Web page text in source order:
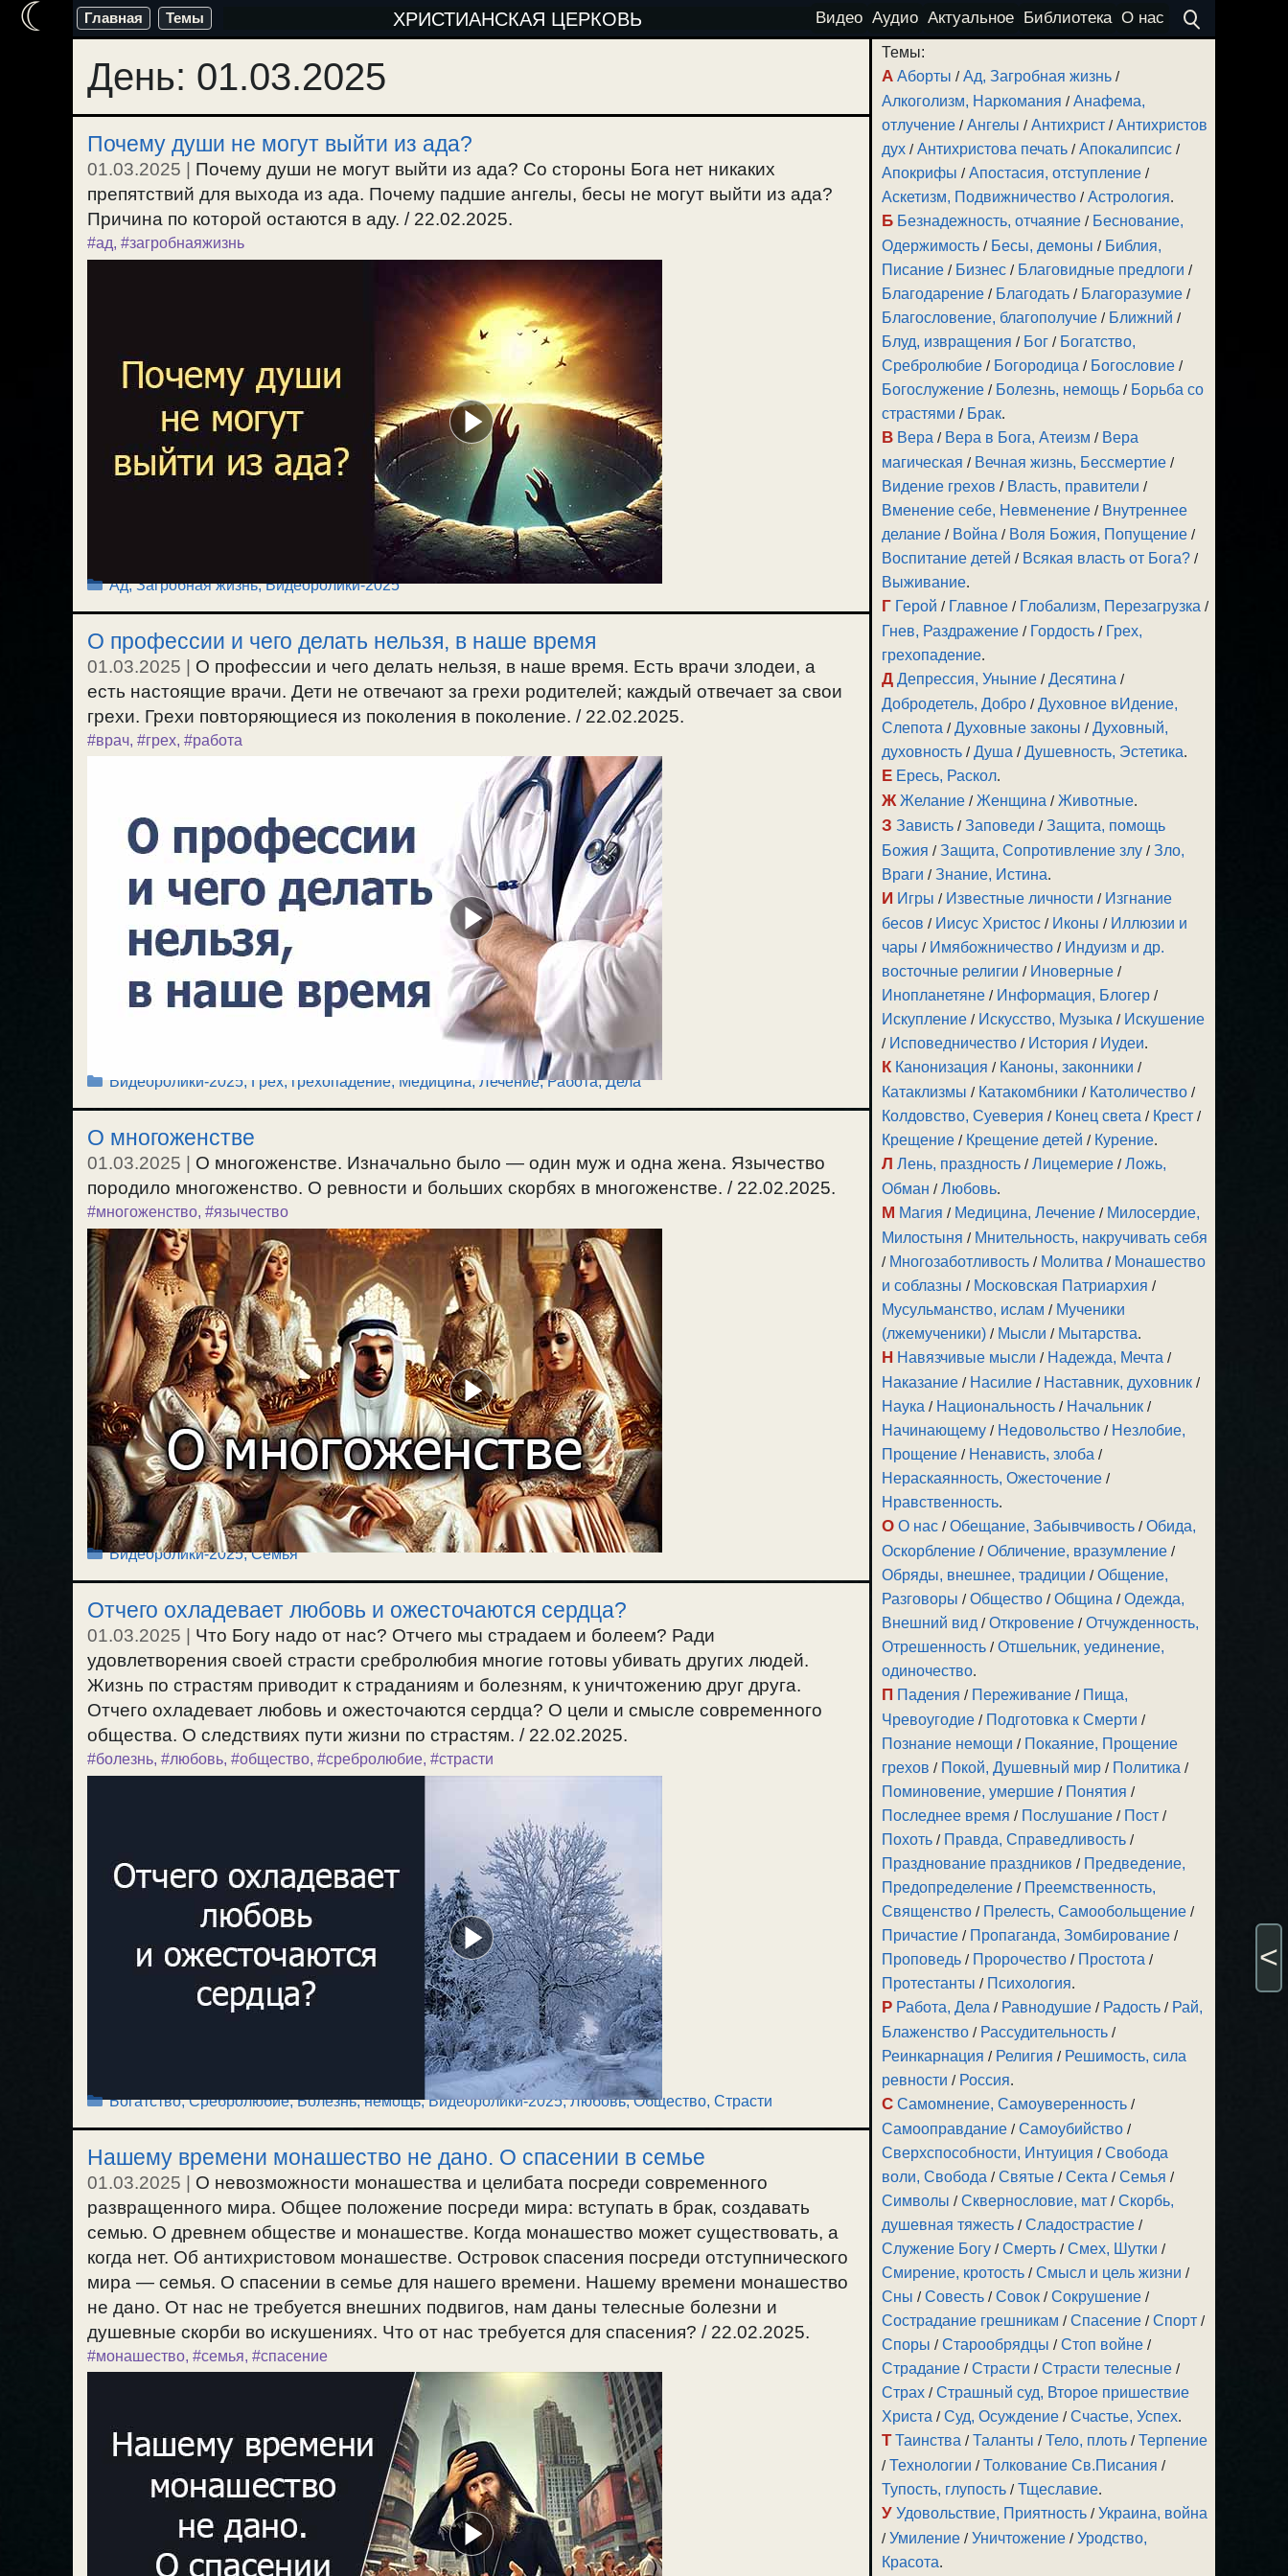
Перейти
содержимому
Главная Темы ХРИСТИАНСКАЯ ЦЕРКОВЬ Видео Аудио Актуальное Библиотека О нас
День: 01.03.2025
Почему души не могут выйти из ада?
01.03.2025
Почему души не могут выйти из ада? Со стороны Бога нет никаких
препятствий для выхода из ада. Почему падшие ангелы, бесы не могут выйти из ада?
Причина по которой остаются в аду. / 22.02.2025.
#ад, #загробнаяжизнь
Рубрики
Ад, Загробная жизнь,Видеоролики-2025
О профессии и чего делать нельзя, в наше время
01.03.2025 | О профессии и чего делать нельзя, в наше время. Есть врачи злодеи, а
есть настоящие врачи. Дети не отвечают за грехи родителей; каждый отвечает за свои
грехи. Грехи повторяющиеся из поколения в поколение. / 22.02.2025.
#врач, #грех, #работа
Рубрики
Видеоролики-2025,Грех, грехопадение,Медицина, Лечение,Работа, Дела
О многоженстве
01.03.2025
О многоженстве. Изначально было — один муж и одна жена. Язычество
породило многоженство. О ревности и больших скорбях в многоженстве. / 22.02.2025.
#многоженство, #язычество
Рубрики
Видеоролики-2025,Семья
Отчего охладевает любовь и ожесточаются сердца?
01.03.2025
Что Богу надо от нас? Отчего мы страдаем и болеем? Ради
удовлетворения своей страсти сребролюбия многие готовы убивать других людей.
Жизнь по страстям приводит к страданиям и болезням, к уничтожению друг друга.
Отчего охладевает любовь и ожесточаются сердца? О цели и смысле современного
общества. О следствиях пути жизни по страстям. / 22.02.2025.
#болезнь, #любовь, #общество, #сребролюбие, #страсти
Рубрики
Богатство, Сребролюбие,Болезнь, немощь,Видеоролики-2025,Любовь,Общество, Страсти
Нашему времени монашество не дано. О спасении в семье
01.03.2025 | О невозможности монашества и целибата посреди современного
развращенного мира. Общее положение посреди мира: вступать в брак, создавать
семью. О древнем обществе и монашестве. Когда монашество может существовать, а
когда нет. Об антихристовом монашестве. Островок спасения посреди отступнического
мира — семья. О спасении в семье для нашего времени. Нашему времени монашество
не дано. От нас не требуется внешних подвигов, нам даны телесные болезни и
душевные скорби во искушениях. Что от нас требуется для спасения? / 22.02.2025.
#монашество, #семья, #спасение
Темы:
А Аборты /Ад, Загробная жизнь /
Алкоголизм, Наркомания /Анафема,
отлучение /Ангелы /Антихрист /Антихристов
дух /Антихристова печать /Апокалипсис /
Апокрифы /Апостасия, отступление /
Аскетизм, Подвижничество /Астрология.
Б Безнадежность, отчаяние / Беснование,
Одержимость / Бесы, демоны / Библия,
Писание / Бизнес / Благовидные предлоги /
Благодарение / Благодать / Благоразумие /
Благословение, благополучие / Ближний /
Блуд, извращения / Бог / Богатство,
Сребролюбие / Богородица / Богословие /
Богослужение / Болезнь, немощь / Борьба со
страстями / Брак.
В Вера / Вера в Бога, Атеизм / Вера
магическая / Вечная жизнь, Бессмертие /
Видение грехов / Власть, правители /
Вменение себе, Невменение / Внутреннее
делание / Война / Воля Божия, Попущение /
Воспитание детей / Всякая власть от Бога? /
Выживание.
Г Герой / Главное / Глобализм, Перезагрузка /
Гнев, Раздражение / Гордость / Грех,
грехопадение.
Д Депрессия, Уныние /Десятина /
Добродетель, Добро /Духовное вИдение,
Слепота /Духовные законы /Духовный,
духовность /Душа /Душевность, Эстетика.
Е Ересь, Раскол.
Ж Желание /Женщина /Животные.
З Зависть /Заповеди /Защита, помощь
Божия /Защита, Сопротивление злу /Зло,
Враги /Знание, Истина.
И Игры / Известные личности / Изгнание
бесов / Иисус Христос / Иконы / Иллюзии и
чары / Имябожничество / Индуизм и др.
восточные религии / Иноверные /
Инопланетяне / Информация, Блогер /
Искупление / Искусство, Музыка / Искушение
/ Исповедничество / История / Иудеи.
К Канонизация / Каноны, законники /
Катаклизмы / Катакомбники / Католичество /
Колдовство, Суеверия / Конец света / Крест /
Крещение / Крещение детей / Курение.
Л Лень, праздность /Лицемерие /Ложь,
Обман /Любовь.
М Магия / Медицина, Лечение / Милосердие,
Милостыня / Мнительность, накручивать себя
/ Многозаботливость / Молитва / Монашество
и соблазны / Московская Патриархия /
Мусульманство, ислам / Мученики
(лжемученики) / Мысли / Мытарства.
Н Навязчивые мысли / Надежда, Мечта /
Наказание / Насилие / Наставник, духовник /
Наука / Национальность / Начальник /
Начинающему / Недовольство / Незлобие,
Прощение / Ненависть, злоба /
Нераскаянность, Ожесточение /
Нравственность.
О О нас /Обещание, Забывчивость /Обида,
Оскорбление /Обличение, вразумление /
Обряды, внешнее, традиции /Общение,
Разговоры /Общество /Община /Одежда,
Внешний вид /Откровение /Отчужденность,
Отрешенность /Отшельник, уединение,
одиночество.
П Падения / Переживание / Пища,
Чревоугодие / Подготовка к Смерти /
Познание немощи / Покаяние, Прощение
грехов / Покой, Душевный мир / Политика /
Поминовение, умершие / Понятия /
Последнее время / Послушание / Пост /
Похоть / Правда, Справедливость /
Празднование праздников / Предведение,
Предопределение / Преемственность,
Священство / Прелесть, Самообольщение /
Причастие / Пропаганда, Зомбирование /
Проповедь / Пророчество / Простота /
Протестанты / Психология.
Р Работа, Дела / Равнодушие / Радость / Рай,
Блаженство / Рассудительность /
Реинкарнация / Религия / Решимость, сила
ревности / Россия.
С Самомнение, Самоуверенность /
Самооправдание /Самоубийство /
Сверхспособности, Интуиция /Свобода
воли, Свобода /Святые /Секта /Семья /
Символы /Сквернословие, мат /Скорбь,
душевная тяжесть /Сладострастие /
Служение Богу /Смерть /Смех, Шутки /
Смирение, кротость /Смысл и цель жизни /
Сны /Совесть /Совок /Сокрушение /
Сострадание грешникам /Спасение /Спорт /
Споры /Старообрядцы /Стоп войне /
Страдание /Страсти /Страсти телесные /
Страх /Страшный суд, Второе пришествие
Христа /Суд, Осуждение /Счастье, Успех.
Т Таинства /Таланты /Тело, плоть /Терпение
/Технологии /Толкование Св.Писания /
Тупость, глупость /Тщеславие.
У Удовольствие, Приятность /Украина, война
/Умиление /Уничтожение /Уродство,
Красота.
☾
<